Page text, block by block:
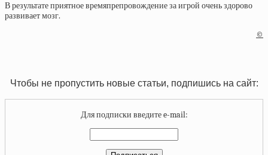
В результате приятное времяпрепровождение за игрой очень здорово
развивает мозг.
©
Чтобы не пропустить новые статьи, подпишись на сайт:
Для подписки введите e-mail: